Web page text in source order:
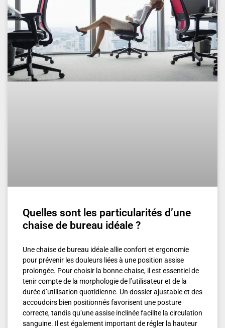
Quelles sont les particularités d’une
chaise de bureau idéale ?
Une chaise de bureau idéale allie confort et ergonomie
pour prévenir les douleurs liées à une position assise
prolongée. Pour choisir la bonne chaise, il est essentiel de
tenir compte de la morphologie de l’utilisateur et de la
durée d’utilisation quotidienne. Un dossier ajustable et des
accoudoirs bien positionnés favorisent une posture
correcte, tandis qu’une assise inclinée facilite la circulation
sanguine. Il est également important de régler la hauteur